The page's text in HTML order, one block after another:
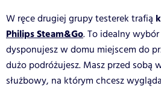
W ręce drugiej grupy testerek trafią
Philips Steam&Go. To idealny
dysponujesz w domu miejscem do
dużo podróżujesz. Masz przed sobą
służbowy, na którym chcesz